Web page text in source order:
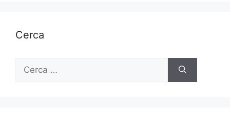
Cerca
Ricerca